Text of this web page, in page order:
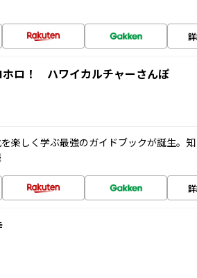
ロ！ ハワイカルチャーさんぽ
楽しく学ぶ最強のガイドブックが誕生。